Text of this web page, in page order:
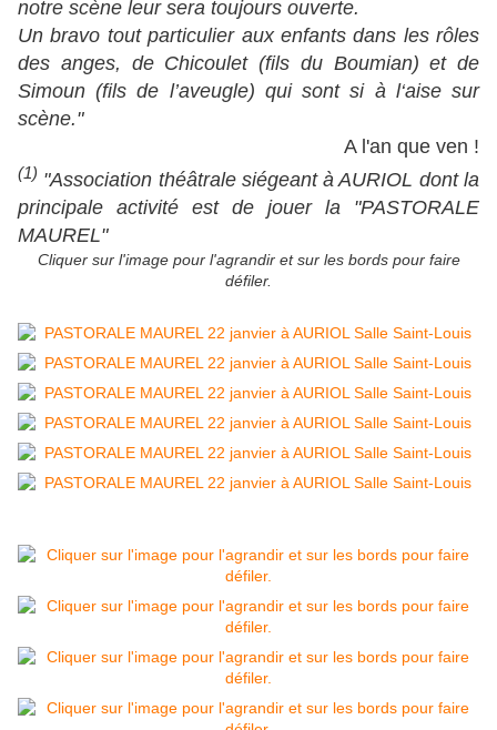
notre scène leur sera toujours ouverte.
Un bravo tout particulier aux enfants dans les rôles
des anges, de Chicoulet (fils du Boumian) et de
Simoun (fils de l’aveugle) qui sont si à l‘aise sur
scène."
A l'an que ven !
(1) "Association théâtrale siégeant à AURIOL dont la
principale activité est de jouer la "PASTORALE
MAUREL"
Cliquer sur l'image pour l'agrandir et sur les bords pour faire
défiler.